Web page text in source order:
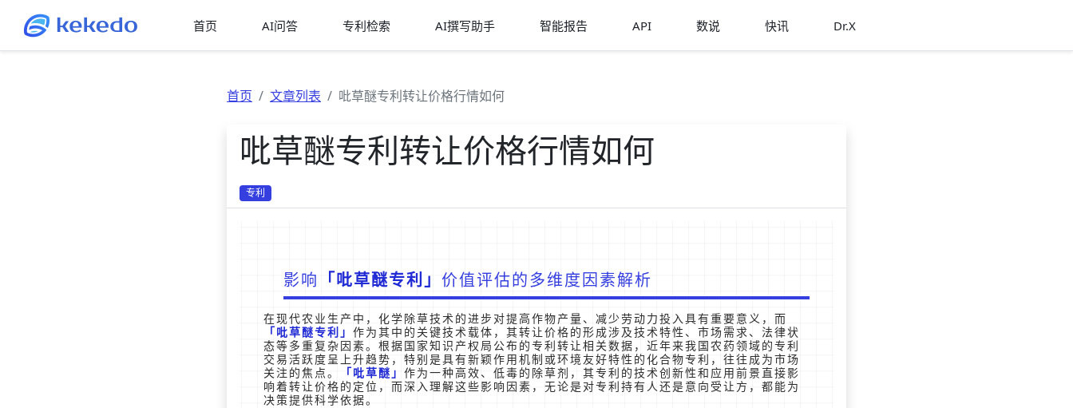
首页 AI问答 专利检索 AI撰写助手 智能报告 API 数说 快讯 Dr.X
首页 文章列表 吡草醚专利转让价格行情如何
吡草醚专利转让价格行情如何
专利
影响 吡草醚专利 价值评估的多维度因素解析
在现代农业生产中，化学除草技术的进步对提高作物产量、减少劳动力投入具有重要意义，而
吡草醚专利
作为其中的关键技术载体，其转让价格的形成涉及技术特性、市场需求、法律状
态等多重复杂因素。根据国家知识产权局公布的专利转让相关数据，近年来我国农药领域的专利
交易活跃度呈上升趋势，特别是具有新颖作用机制或环境友好特性的化合物专利，往往成为市场
关注的焦点。
吡草醚
作为一种高效、低毒的除草剂，其专利的技术创新性和应用前景直接影
响着转让价格的定位，而深入理解这些影响因素，无论是对专利持有人还是意向受让方，都能为
决策提供科学依据。